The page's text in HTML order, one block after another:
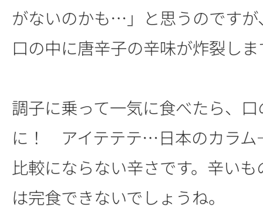
がないのかも…」と思うのですが
口の中に唐辛子の辛味が炸裂しま
調子に乗って一気に食べたら、
に！ アイテテテ…日本のカラ
比較にならない辛さです。辛い
は完食できないでしょうね。